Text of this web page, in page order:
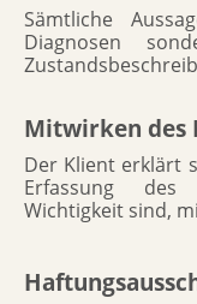
Sämtliche
Diagnosen
Mitwirken des
Der Klient erklärt
Erfassung des
Wichtigkeit sind,